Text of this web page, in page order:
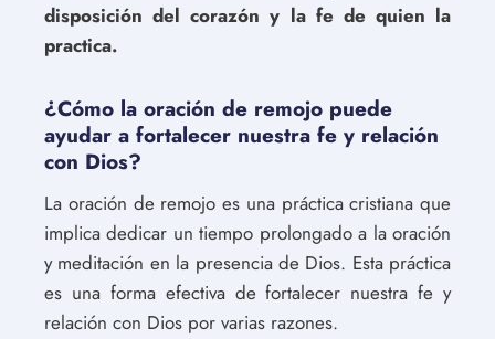
disposición del corazón y la fe de quien la
practica.
¿Cómo la oración de remojo puede
ayudar a fortalecer nuestra fe y relación
con Dios?
La oración de remojo es una práctica cristiana que
implica dedicar un tiempo prolongado a la oración
y meditación en la presencia de Dios. Esta práctica
es una forma efectiva de fortalecer nuestra fe y
relación con Dios por varias razones.